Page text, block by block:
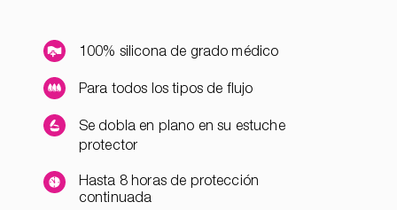
100% silicona de grado médico
Para todos los tipos de flujo
Se dobla en plano en su estuche
protector
Hasta 8 horas de protección
continuada